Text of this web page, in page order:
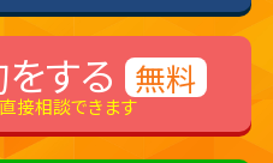
する 無料
接相談できます